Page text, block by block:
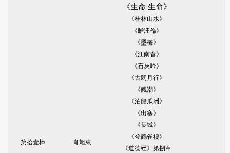
第拾壹棒 肖旭東
《生命 生命》
《桂林山水》
《贈汪倫》
《墨梅》
《江南春》
《石灰吟》
《古朗月行》
《觀潮》
《泊船瓜洲》
《出塞》
《長城》
《登鸛雀樓》
《道德經》第捌章